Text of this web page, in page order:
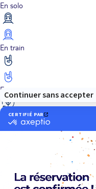
En solo
En train
Entre amis
Ethique